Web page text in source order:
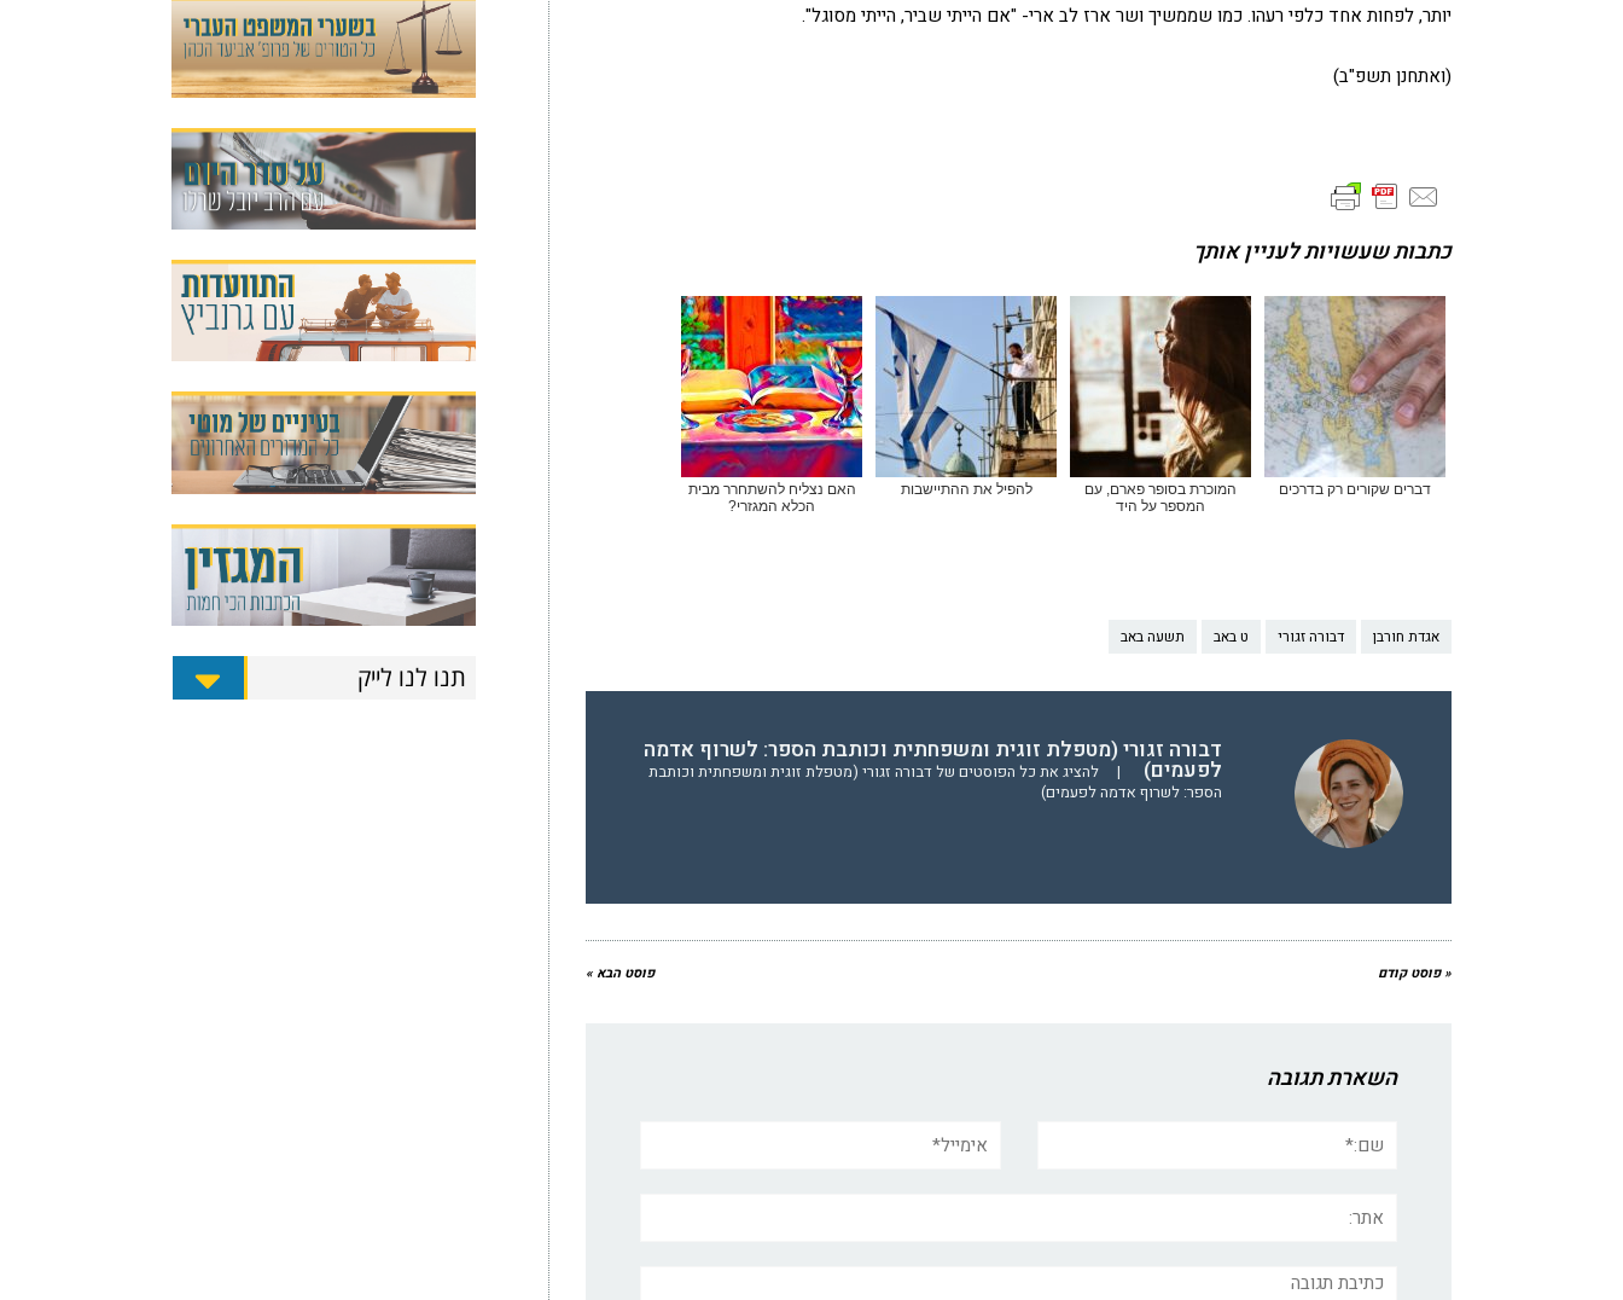
יותר, לפחות אחד כלפי רעהו. כמו שממשיך ושר ארז לב ארי- "אם הייתי שביר, הייתי מסוגל".
(ואתחנן תשפ"ב)
כתבות שעשויות לעניין אותך
דברים שקורים רק בדרכים
המוכרת בסופר פארם, עם
המספר על היד
להפיל את ההתיישבות
האם נצליח להשתחרר מבית
הכלא המגזרי?
אגדת חורבן דבורה זגורי ט באב תשעה באב
דבורה זגורי (מטפלת זוגית ומשפחתית וכותבת הספר: לשרוף אדמה
לפעמים) |
להציג את כל הפוסטים של דבורה זגורי (מטפלת זוגית ומשפחתית וכותבת
הספר: לשרוף אדמה לפעמים)
« פוסט קודם פוסט הבא »
השארת תגובה
תגובה
תנו לנו לייק